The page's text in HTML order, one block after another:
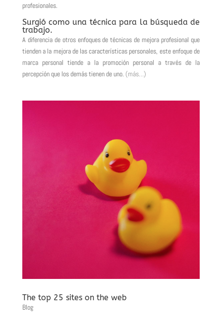
profesionales.
Surgió como una técnica para la búsqueda de
trabajo.
A diferencia de otros enfoques de técnicas de mejora profesional que
tienden a la mejora de las características personales, este enfoque de
marca personal tiende a la promoción personal a través de la
percepción que los demás tienen de uno. (más…)
The top 25 sites on the web
Blog